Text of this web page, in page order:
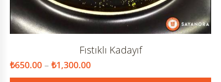
Fıstıklı Kadayıf
₺650.00 – ₺1,300.00